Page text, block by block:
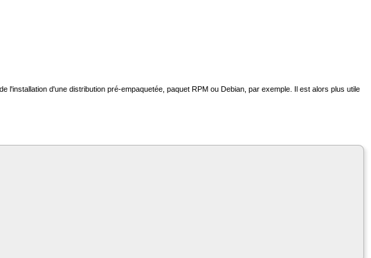
l'installation d'une distribution pré-empaquetée, paquet RPM ou Debian, par exemple. Il est alors plus utile